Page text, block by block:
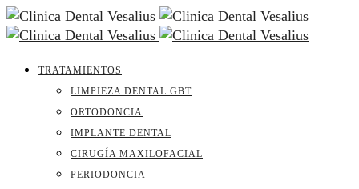
TRATAMIENTOS
LIMPIEZA DENTAL GBT
ORTODONCIA
IMPLANTE DENTAL
CIRUGÍA MAXILOFACIAL
PERIODONCIA